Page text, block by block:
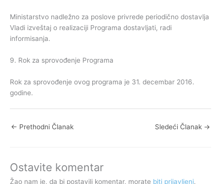
Ministarstvo nadležno za poslove privrede periodično dostavlja
Vladi izveštaj o realizaciji Programa dostavljati, radi
informisanja.
9. Rok za sprovođenje Programa
Rok za sprovođenje ovog programa je 31. decembar 2016.
godine.
← Prethodni Članak Sledeći Članak →
Ostavite komentar
Žao nam je, da bi postavili komentar, morate biti prijavljeni.